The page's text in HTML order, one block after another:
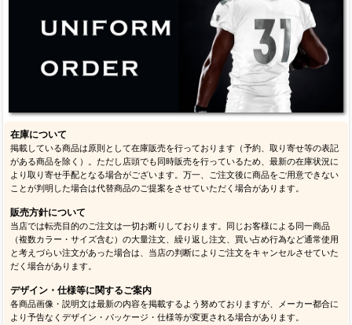
在庫について
掲載している商品は原則として在庫販売を行っております（予約、取り寄せ等の表記
がある商品を除く）。ただし店頭でも同時販売を行っているため、最新の在庫状況に
より取り寄せ手配となる場合がございます。万一、ご注文後に商品をご用意できない
ことが判明した場合は代替商品のご提案をさせていただく場合があります。
販売方針について
当店では転売目的のご注文は一切お断りしております。同じお客様による同一商品
（複数カラー・サイズ含む）の大量注文、繰り返し注文、買い占め行為など通常使用
と考えづらい注文があった場合は、当店の判断によりご注文をキャンセルさせていた
だく場合があります。
デザイン・仕様等に関するご案内
各商品画像・説明文は最新の内容を掲載するよう努めておりますが、メーカー都合に
より予告なくデザイン・パッケージ・仕様等が変更される場合があります。